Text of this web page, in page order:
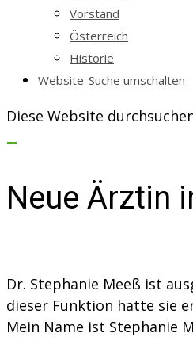
Vorstand
Österreich
Historie
Website-Suche umschalten
Diese Website
Neue Ärztin
Dr. Stephanie Meeß ist
dieser Funktion hatte sie
Mein Name ist Stephanie